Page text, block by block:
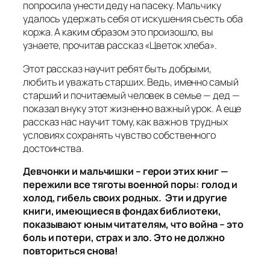
попросила унести деду на пасеку. Мальчику
удалось удержать себя от искушения съесть оба
коржа. А каким образом это произошло, вы
узнаете, прочитав рассказ «Цветок хлеба».
Этот рассказ научит ребят быть добрыми,
любить и уважать старших. Ведь, именно самый
старший и почитаемый человек в семье — дед —
показал внуку этот жизненно важный урок. А еще
рассказ нас научит тому, как важно в трудных
условиях сохранять чувство собственного
достоинства.
Девчонки и мальчишки – герои этих книг —
пережили все тяготы военной поры: голод и
холод, гибель своих родных. Эти и другие
книги, имеющиеся в фондах библиотеки,
показывают юным читателям, что война – это
боль и потери, страх и зло. Это не должно
повториться снова!